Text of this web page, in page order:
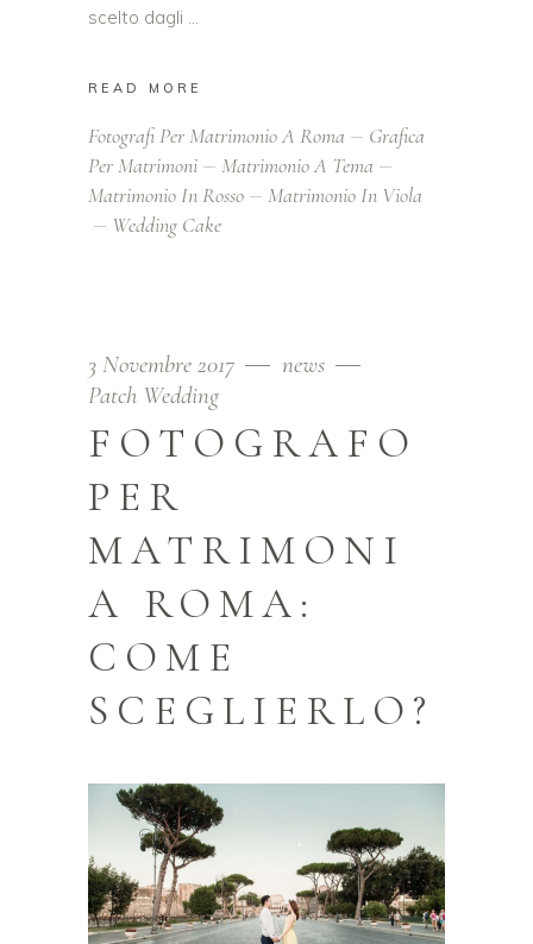
scelto dagli
READ MORE
Fotografi Per Matrimonio A Roma
Grafica
Per Matrimoni
Matrimonio A Tema
Matrimonio In Rosso
Matrimonio In Viola
Wedding Cake
3 Novembre 2017
news
Patch Wedding
FOTOGRAFO
PER
MATRIMONI
A ROMA:
COME
SCEGLIERLO?